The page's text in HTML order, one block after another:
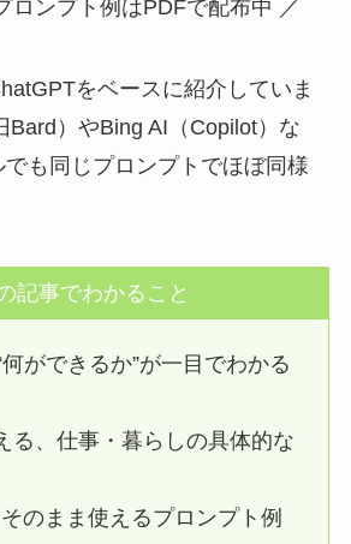
ロンプト例はPDFで配布中 ／
をベースに紹介していま
Bard）やBing AI（Copilot）な
でも同じプロンプトでほぼ同様
記事でわかること
何ができるか”が一目でわかる
る、仕事・暮らしの具体的な
のまま使えるプロンプト例